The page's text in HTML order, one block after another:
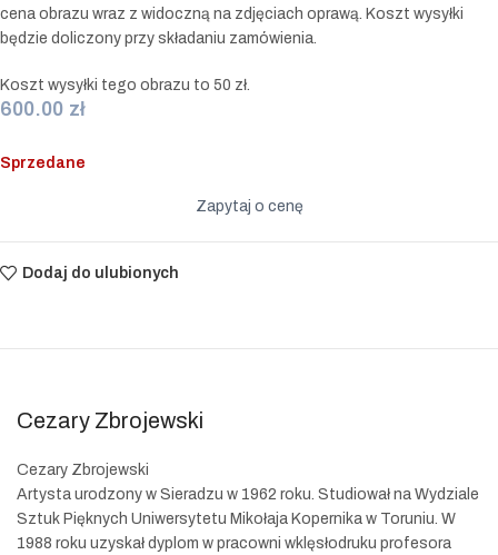
cena obrazu wraz z widoczną na zdjęciach oprawą. Koszt wysyłki
będzie doliczony przy składaniu zamówienia.
Koszt wysyłki tego obrazu to 50 zł.
600.00 zł
Sprzedane
Zapytaj o cenę
Dodaj do ulubionych
Cezary Zbrojewski
Cezary Zbrojewski
Artysta urodzony w Sieradzu w 1962 roku. Studiował na Wydziale
Sztuk Pięknych Uniwersytetu Mikołaja Kopernika w Toruniu. W
1988 roku uzyskał dyplom w pracowni wklęsłodruku profesora